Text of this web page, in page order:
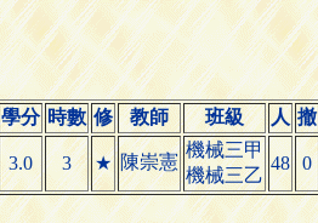
學分 時數 修 教師 班級 人 撤
3.0 3 ★ 陳崇憲
機械三甲
機械三乙
48 0